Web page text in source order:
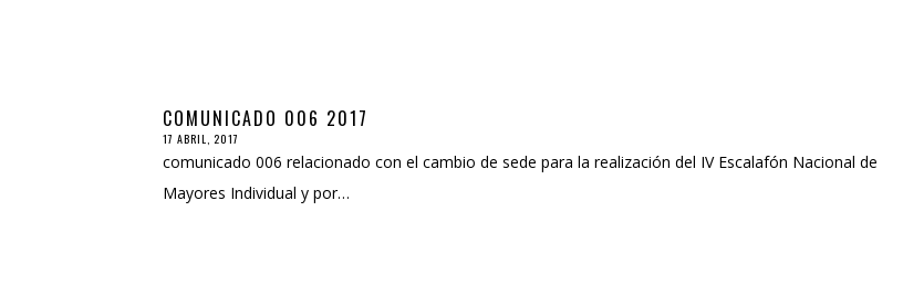
COMUNICADO 006 2017
17 ABRIL, 2017
comunicado 006 relacionado con el cambio de sede para la realización del IV Escalafón Nacional de
Mayores Individual y por…